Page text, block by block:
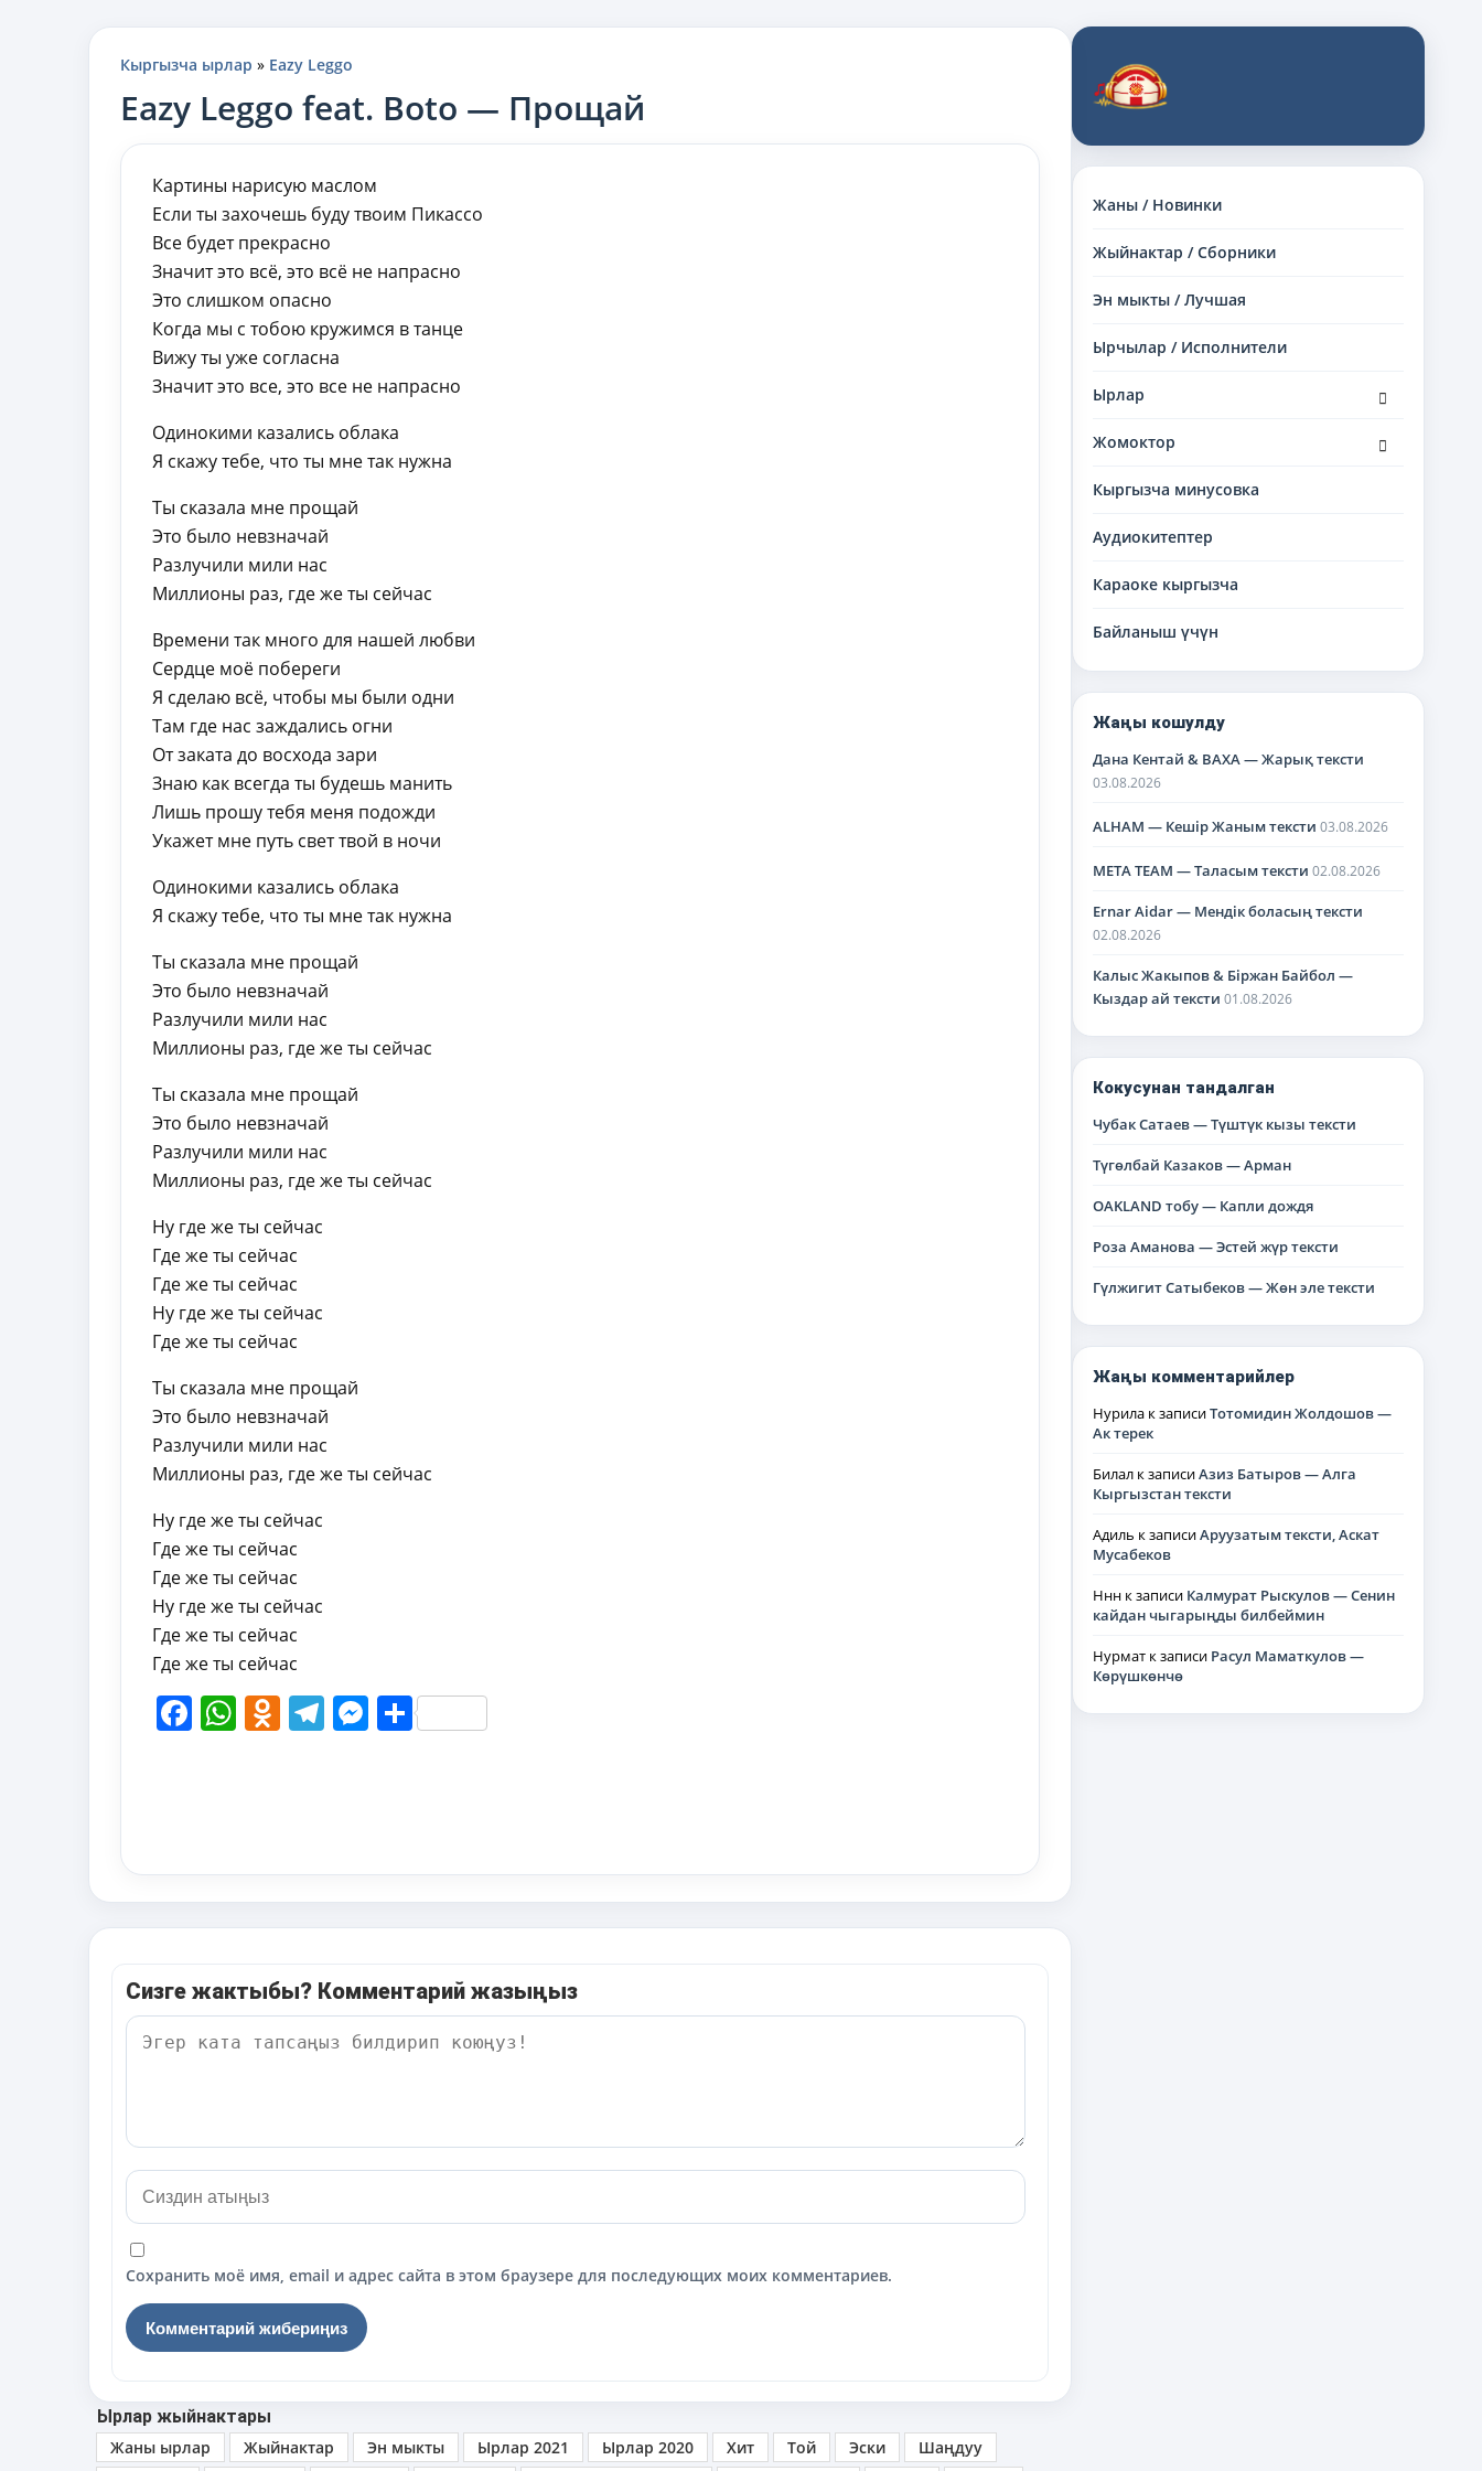
Жаны / Новинки
Жыйнактар / Сборники
Эн мыкты / Лучшая
Ырчылар / Исполнители
Ырлар
дочернее
Жомоктор
дочернее
Кыргызча минусовка
Аудиокитептер
Караоке кыргызча
Байланыш үчүн
Жаңы кошулду
Дана Кентай & BAXA — Жарық тексти
03.08.2026
ALHAM — Кешір Жаным тексти 03.08.2026
META TEAM — Таласым тексти 02.08.2026
Ernar Aidar — Мендік боласың тексти
02.08.2026
Калыс Жакыпов & Біржан Байбол —
Кыздар ай тексти 01.08.2026
Кокусунан тандалган
Чубак Сатаев — Түштүк кызы тексти
Түгөлбай Казаков — Арман
OAKLAND тобу — Капли дождя
Роза Аманова — Эстей жүр тексти
Гүлжигит Сатыбеков — Жөн эле тексти
Жаңы комментарийлер
Нурила к записиТотомидин Жолдошов —
Ак терек
Билал к записиАзиз Батыров — Алга
Кыргызстан тексти
Адиль к записиАруузатым тексти, Аскат
Мусабеков
Ннн к записи Калмурат Рыскулов — Сенин
кайдан чыгарыңды билбеймин
Нурмат к записи Расул Маматкулов —
Көрүшкөнчө
Кыргызча ырлар » Eazy Leggo
Eazy Leggo feat. Boto — Прощай
Картины нарисую маслом
Если ты захочешь буду твоим Пикассо
Все будет прекрасно
Значит это всё, это всё не напрасно
Это слишком опасно
Когда мы с тобою кружимся в танце
Вижу ты уже согласна
Значит это все, это все не напрасно
Одинокими казались облака
Я скажу тебе, что ты мне так нужна
Ты сказала мне прощай
Это было невзначай
Разлучили мили нас
Миллионы раз, где же ты сейчас
Времени так много для нашей любви
Сердце моё побереги
Я сделаю всё, чтобы мы были одни
Там где нас заждались огни
От заката до восхода зари
Знаю как всегда ты будешь манить
Лишь прошу тебя меня подожди
Укажет мне путь свет твой в ночи
Одинокими казались облака
Я скажу тебе, что ты мне так нужна
Ты сказала мне прощай
Это было невзначай
Разлучили мили нас
Миллионы раз, где же ты сейчас
Ты сказала мне прощай
Это было невзначай
Разлучили мили нас
Миллионы раз, где же ты сейчас
Ну где же ты сейчас
Где же ты сейчас
Где же ты сейчас
Ну где же ты сейчас
Где же ты сейчас
Ты сказала мне прощай
Это было невзначай
Разлучили мили нас
Миллионы раз, где же ты сейчас
Ну где же ты сейчас
Где же ты сейчас
Где же ты сейчас
Ну где же ты сейчас
Где же ты сейчас
Где же ты сейчас
Facebook
WhatsApp
Odnoklassniki
Telegram
Messenger
Share
Сизге жактыбы? Комментарий жазыңыз
Сохранить моё имя, email и адрес сайта в этом браузере для последующих моих комментариев.
Ырлар жыйнактары
Жаны ырлар
Жыйнактар Эн мыкты Ырлар 2021 Ырлар 2020 Хит Той Эски Шаңдуу